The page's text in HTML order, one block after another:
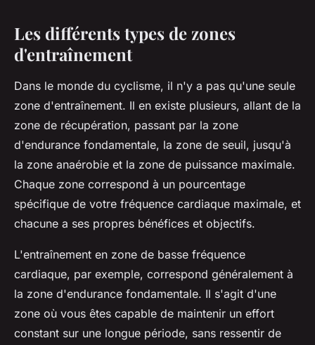
Les différents types de zones
d'entraînement
Dans le monde du cyclisme, il n'y a pas qu'une seule
zone d'entraînement. Il en existe plusieurs, allant de la
zone de récupération, passant par la zone
d'endurance fondamentale, la zone de seuil, jusqu'à
la zone anaérobie et la zone de puissance maximale.
Chaque zone correspond à un pourcentage
spécifique de votre fréquence cardiaque maximale, et
chacune a ses propres bénéfices et objectifs.
L'entraînement en zone de basse fréquence
cardiaque, par exemple, correspond généralement à
la zone d'endurance fondamentale. Il s'agit d'une
zone où vous êtes capable de maintenir un effort
constant sur une longue période, sans ressentir de